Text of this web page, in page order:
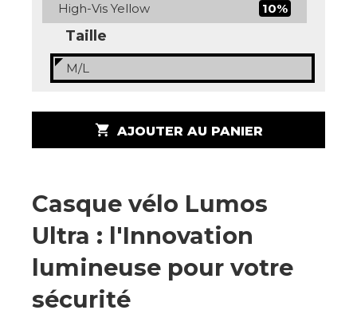
High-Vis Yellow 10%
Taille
M/L
shopping_cart AJOUTER AU PANIER
Casque vélo Lumos
Ultra : l'Innovation
lumineuse pour votre
sécurité